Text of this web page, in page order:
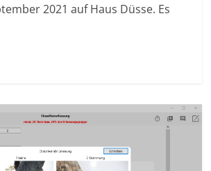
2021 auf Haus Düsse. Es